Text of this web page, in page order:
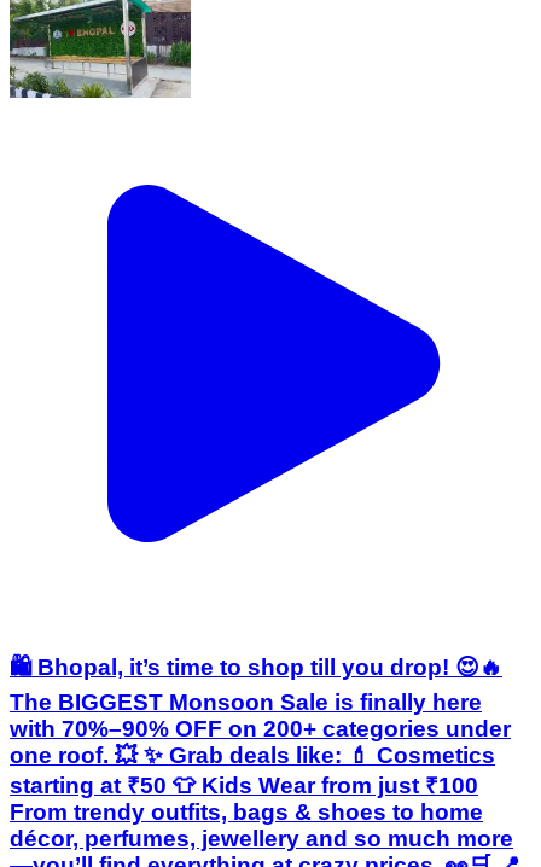
🛍️ Bhopal, it’s time to shop till you drop! 😍🔥
The BIGGEST Monsoon Sale is finally here
with 70%–90% OFF on 200+ categories under
one roof. 💥 ✨ Grab deals like: 💄 Cosmetics
starting at ₹50 👕 Kids Wear from just ₹100
From trendy outfits, bags & shoes to home
décor, perfumes, jewellery and so much more